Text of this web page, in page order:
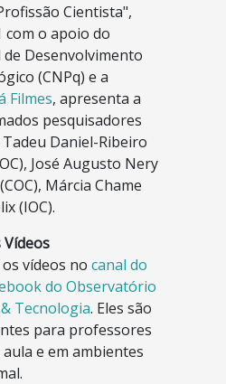
Cientista",
com o apoio do
Desenvolvimento
(CNPq) e a
Filmes, apresenta a
pesquisadores
Daniel-Ribeiro
José Augusto Nery
Márcia Chame
(IOC).
vídeos no canal do
do Observatório
Tecnologia. Eles são
para professores
e em ambientes